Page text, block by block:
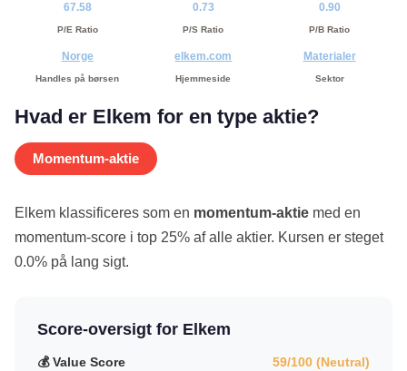
67.58
P/E Ratio
0.73
P/S Ratio
0.90
P/B Ratio
Norge
Handles på børsen
elkem.com
Hjemmeside
Materialer
Sektor
Hvad er Elkem for en type aktie?
Momentum-aktie
Elkem klassificeres som en momentum-aktie med en
momentum-score i top 25% af alle aktier. Kursen er steget
0.0% på lang sigt.
Score-oversigt for Elkem
💰 Value Score 59/100 (Neutral)